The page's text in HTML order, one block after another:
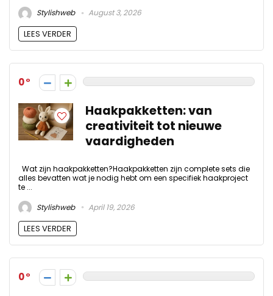
Stylishweb
August 3, 2026
LEES VERDER
0
Haakpakketten: van
creativiteit tot nieuwe
vaardigheden
Wat zijn haakpakketten?Haakpakketten zijn complete sets die
alles bevatten wat je nodig hebt om een specifiek haakproject
te ...
Stylishweb
April 19, 2026
LEES VERDER
0